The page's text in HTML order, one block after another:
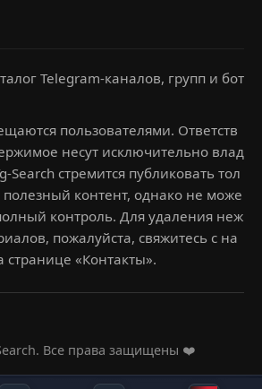
Telegram-каналов, групп и бот
пользователями. Ответств
несут исключительно влад
стремится публиковать тол
контент, однако не може
контроль. Для удаления неж
пожалуйста, свяжитесь с на
«Контакты».
Все права защищены ❤️